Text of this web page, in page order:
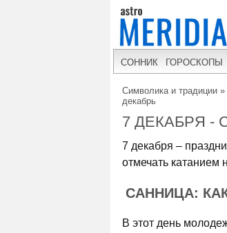
СОННИК ГОРОСКОПЫ
Символика и традиции »
декабрь
7 ДЕКАБРЯ -
7 декабря –
отмечать катанием
САННИЦА:
В этот день